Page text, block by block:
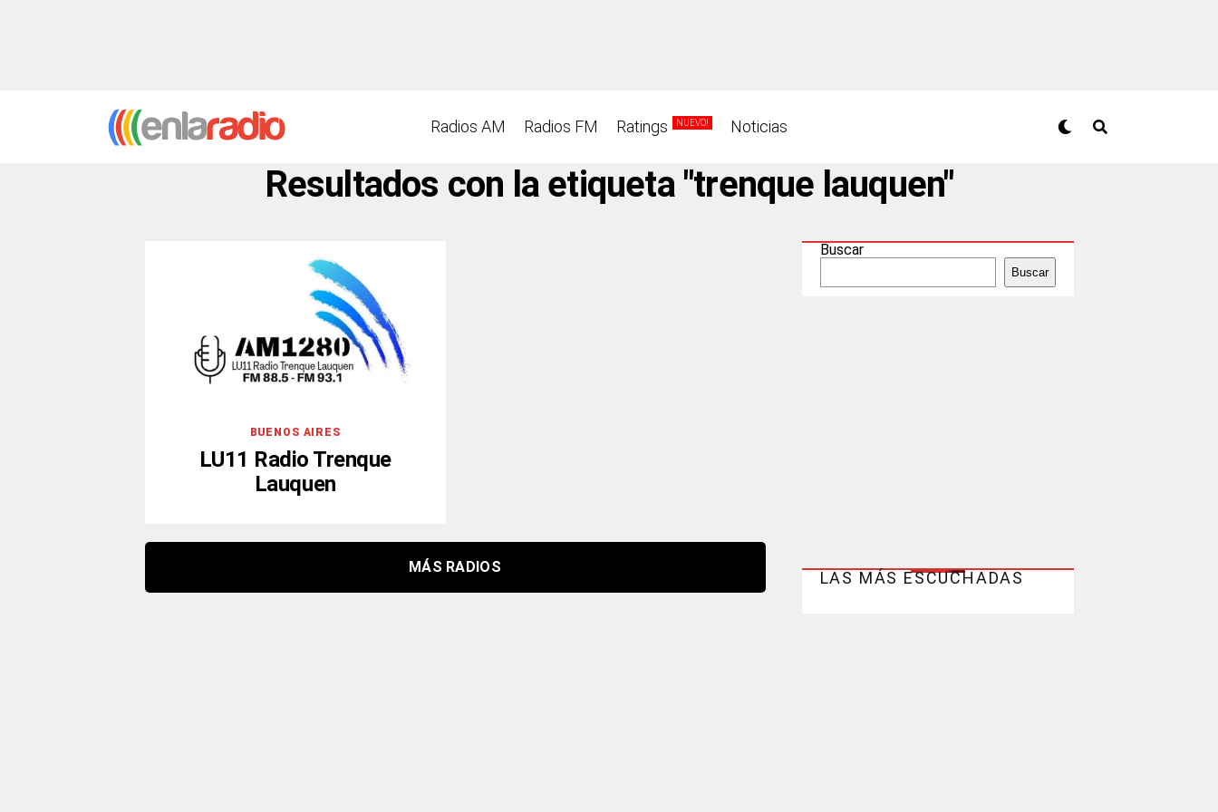
Radios AM Radios FM Ratings NUEVO! Noticias
Resultados con la etiqueta "trenque lauquen"
BUENOS AIRES
LU11 Radio Trenque
Lauquen
MÁS RADIOS
Buscar
Buscar
LAS MÁS ESCUCHADAS